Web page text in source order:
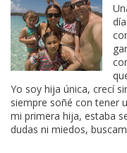
Yo soy hija única, crecí
siempre soñé con tener
mi primera hija, estaba
dudas ni miedos,